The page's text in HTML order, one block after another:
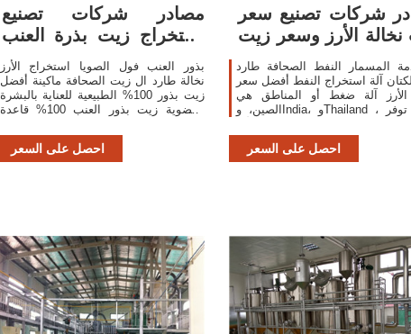
مصادر شركات تصنيع
استخراج زيت بذرة العنب
واستخراج زيت بذرة
بذور العنب فول الصويا استخراج الأرز
نخالة طارد ال زيت الصحافة ماكينة أفضل
زيت بذور 100% الطبيعية للعناية بالبشرة
العضوية زيت بذور العنب 100% قاعدة
احصل على السعر
شركات تصنيع سعر
نخالة الأرز وسعر زيت
نخالة الأرز
المسمار النفط الصحافة طارد
آلة استخراج النفط أفضل سعر
الأرز آلة ضغط أو المناطق هي
الصين، وIndia، وThailand ، والتي توفر
، على
احصل على السعر